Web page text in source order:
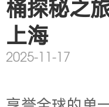
桶探秘之
上海
2025-11-17